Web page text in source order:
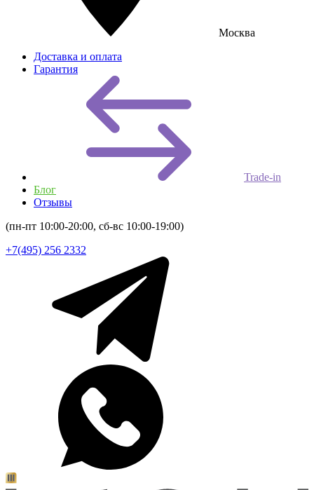
Москва
Доставка и оплата
Гарантия
Trade-in
Блог
Отзывы
(пн-пт 10:00-20:00, сб-вс 10:00-19:00)
+7(495) 256 2332